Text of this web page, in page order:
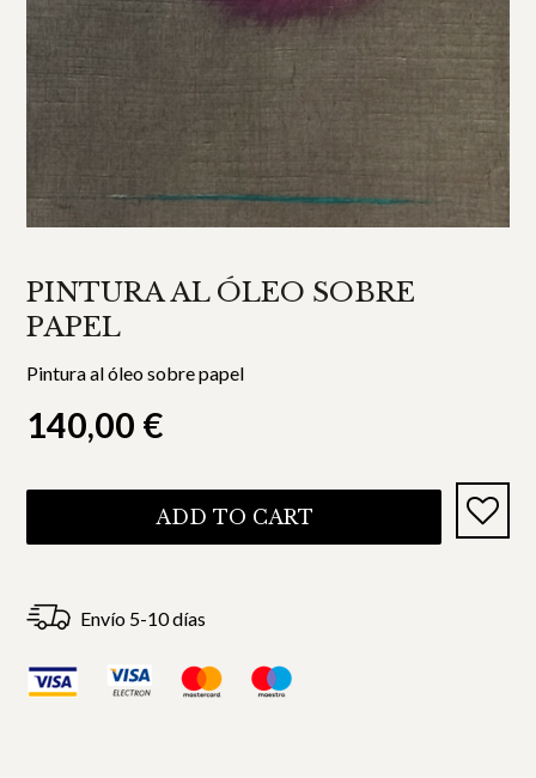
PINTURA AL ÓLEO SOBRE
PAPEL
Pintura al óleo sobre papel
140,00 €
ADD TO CART
Envío 5-10 días